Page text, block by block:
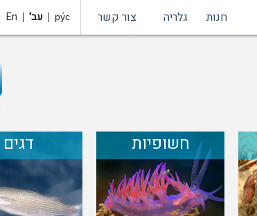
חנות גלריה צור קשר ру́с עב' En
חשופיות דגים